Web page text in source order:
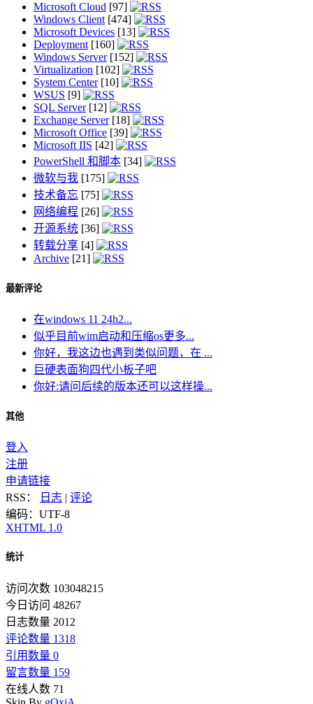
Microsoft Cloud [97]
Windows Client[474]
Microsoft Devices [13]
Deployment[160]
Windows Server[152]
Virtualization [102]
System Center[10]
WSUS [9]
SQL Server[12]
Exchange Server[18]
Microsoft Office [39]
Microsoft IIS [42]
PowerShell 和脚本 [34]
微软与我 [175]
技术备忘 [75]
网络编程 [26]
开源系统 [36]
转载分享 [4]
Archive [21]
最新评论
在windows 11 24h2...
似乎目前wim启动和压缩os更多...
你好，我这边也遇到类似问题，在 ...
巨硬表面狗四代小板子吧
你好:请问后续的版本还可以这样操...
其他
登入
注册
申请链接
RSS：
日志 | 评论
编码：UTF-8
XHTML 1.0
统计
访问次数 103048215
今日访问 48267
日志数量 2012
评论数量 1318
引用数量 0
留言数量 159
在线人数 71